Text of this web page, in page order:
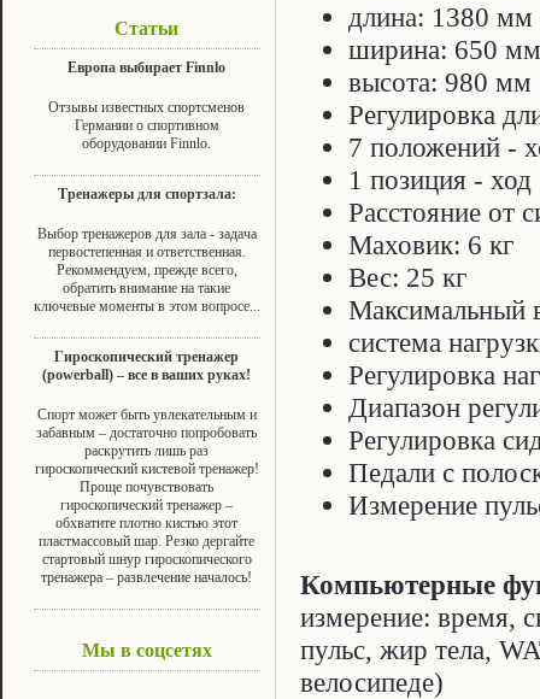
Статьи
Европа выбирает Finnlo
Отзывы известных спортсменов
Германии о спортивном
оборудовании Finnlo.
Тренажеры для спортзала:
Выбор тренажеров для зала - задача
первостепенная и ответственная.
Рекоммендуем, прежде всего,
обратить внимание на такие
ключевые моменты в этом вопросе...
Гироскопический тренажер
(powerball) – все в ваших руках!
Спорт может быть увлекательным и
забавным – достаточно попробовать
раскрутить лишь раз
гироскопический кистевой тренажер!
Проще почувствовать
гироскопический тренажер –
обхватите плотно кистью этот
пластмассовый шар. Резко дергайте
стартовый шнур гироскопического
тренажера – развлечение началось!
Мы в соцсетях
длина: 1380 мм
ширина: 650 мм
высота: 980 мм
Регулировка
7 положений -
1 позиция -
Расстояние от
Маховик: 6 кг
Вес: 25 кг
Максимальный
система
Регулировка
Диапазон
Регулировка
Педали с
Измерение
Компьютерные
измерение: время,
пульс, жир тела,
велосипеде)